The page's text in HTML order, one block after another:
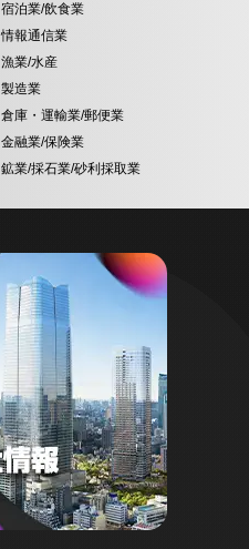
宿泊業/飲食業
情報通信業
漁業/水産
製造業
倉庫・運輸業/郵便業
金融業/保険業
鉱業/採石業/砂利採取業